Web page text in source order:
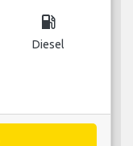
local_gas_station
Diesel